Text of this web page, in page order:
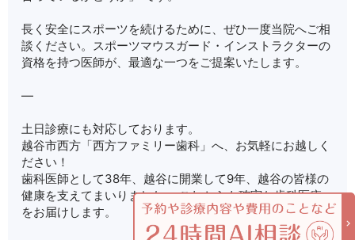
長く安全にスポーツを続けるために、ぜひ一度当院へご相
談ください。スポーツマウスガード・インストラクターの
資格を持つ医師が、最適な一つをご提案いたします。
—
土日診療にも対応しております。
越谷市西方「西方ファミリー歯科」へ、お気軽にお越しく
ださい！
歯科医師として38年、越谷に開業して9年、越谷の皆様の
健康を支えてまいりました。 これからも確実な歯科医療
をお届けします。